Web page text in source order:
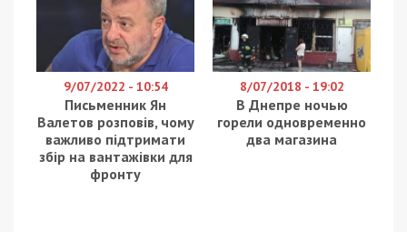
До суду скеровано обвинувальний акт стосовно 9
учасників злочинної організації, які організували
масштабну схему фіктивного зарахування